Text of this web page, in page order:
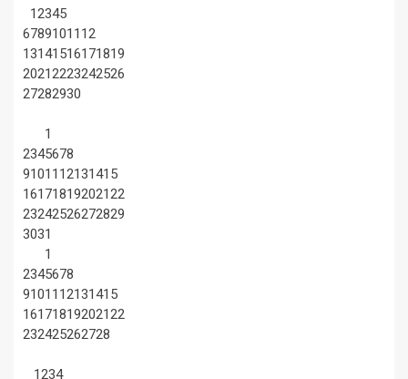
12345
67891011 12
13141516171819
20212223242526
27282930
1
2345678
91011 12131415
16171819202122
23242526272829
3031
1
2345678
91011 12131415
16171819202122
232425262728
1234